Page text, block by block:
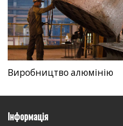
Виробництво алюмінію
Інформація